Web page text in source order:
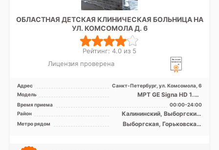
ОБЛАСТНАЯ ДЕТСКАЯ КЛИНИЧЕСКАЯ БОЛЬНИЦА НА
УЛ. КОМСОМОЛА Д. 6
Рейтинг: 4.0 из 5
Лицензия проверена
Адрес
Санкт-Петербург, ул. Комсомола, 6
Модель
МРТ GE Signa HD 1.5T
закрытый тип, КТ GE
Lightspeed 32 среза, УЗИ
Время приема
00:00-24:00
Район
Калининский, Выборгский,
Красногвардейский,
Петроградский
Метро рядом
Выборгская, Горьковская,